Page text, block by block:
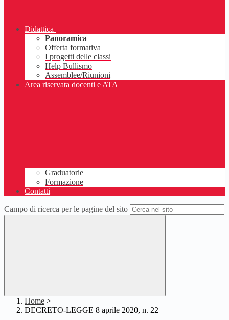
Didattica
Panoramica
Offerta formativa
I progetti delle classi
Help Bullismo
Assemblee/Riunioni
Area riservata docenti e ATA
Graduatorie
Formazione
Contatti
Campo di ricerca per le pagine del sito
Home >
DECRETO-LEGGE 8 aprile 2020, n. 22